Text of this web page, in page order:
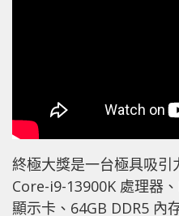
終極大獎是一台極具吸
Core-i9-13900K 處理器
顯示卡、64GB DDR5 內